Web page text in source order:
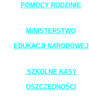
POMOCY RODZINIE
MINISTERSTWO
EDUKACJI NARODOWEJ
SZKOLNE KASY
OSZCZĘDNOŚCI